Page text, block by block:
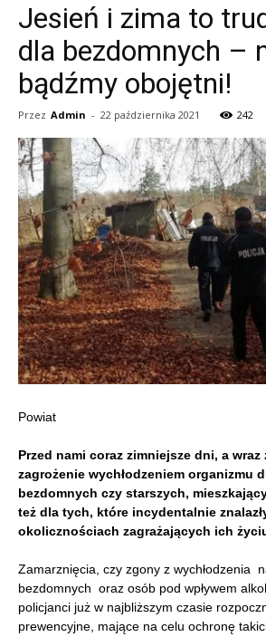
Jesień i zima to
dla bezdomnych –
bądźmy obojętni!
Przez Admin - 22 października 2021 242
Powiat
Przed nami coraz zimniejsze dni, a
zagrożenie wychłodzeniem organizmu
bezdomnych czy starszych,
też dla tych, które incydentalnie
okolicznościach zagrażających ich
Zamarznięcia, czy zgony z wychłodzenia
bezdomnych oraz osób pod wpływem
policjanci już w najbliższym czasie
prewencyjne, mające na celu ochronę